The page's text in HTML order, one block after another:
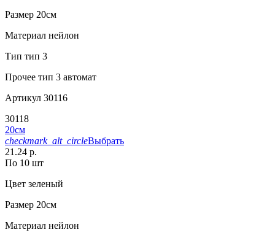
Размер 20см
Материал нейлон
Тип тип 3
Прочее тип 3 автомат
Артикул 30116
30118
20см
checkmark_alt_circleВыбрать
21.24 р.
По 10 шт
Цвет зеленый
Размер 20см
Материал нейлон